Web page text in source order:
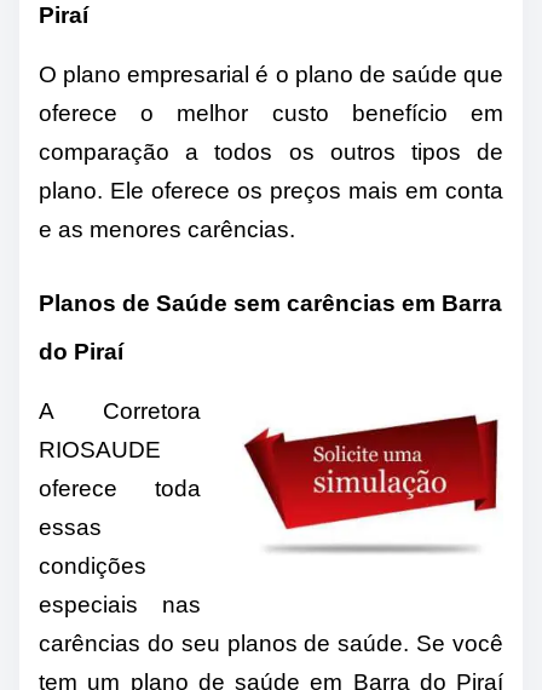
Piraí
O plano empresarial é o plano de saúde que
oferece o melhor custo benefício em
comparação a todos os outros tipos de
plano. Ele oferece os preços mais em conta
e as menores carências.
Planos de Saúde sem carências em Barra
do Piraí
A Corretora
RIOSAUDE
oferece toda
essas
condições
especiais nas
carências do seu planos de saúde. Se você
tem um plano de saúde em Barra do Piraí